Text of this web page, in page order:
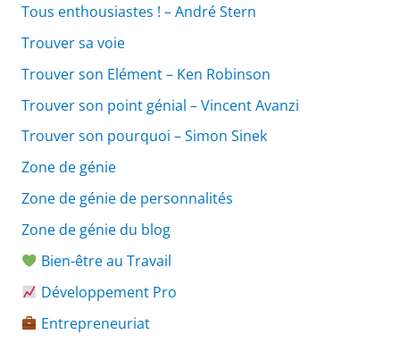
Tous enthousiastes ! – André Stern
Trouver sa voie
Trouver son Elément – Ken Robinson
Trouver son point génial – Vincent Avanzi
Trouver son pourquoi – Simon Sinek
Zone de génie
Zone de génie de personnalités
Zone de génie du blog
Bien-être au Travail
Développement Pro
Entrepreneuriat